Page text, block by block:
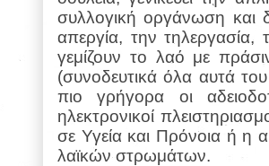
συλλογική οργάνωση και
απεργία, την τηλεργασία,
γεμίζουν το λαό με
(συνοδευτικά όλα αυτά
πιο γρήγορα οι
ηλεκτρονικοί
σε Υγεία και Πρόνοια ή η
λαϊκών στρωμάτων.